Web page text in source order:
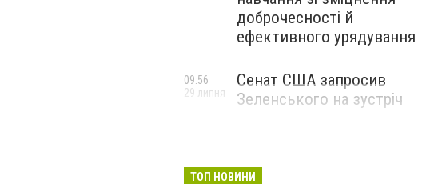
доброчесності й
ефективного урядування
Сенат США запросив
Зеленського на зустріч
09:56
29 липня
ТОП НОВИНИ